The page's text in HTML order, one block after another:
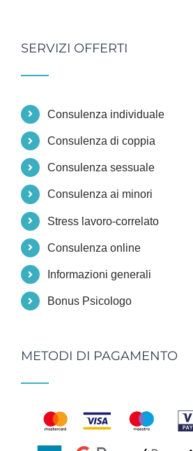
SERVIZI OFFERTI
Consulenza individuale
Consulenza di coppia
Consulenza sessuale
Consulenza ai minori
Stress lavoro-correlato
Consulenza online
Informazioni generali
Bonus Psicologo
METODI DI PAGAMENTO